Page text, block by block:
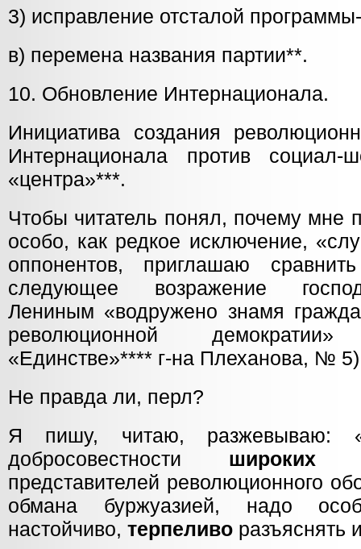
3) исправление отсталой
в) перемена названия партии**.
10. Обновление Интернационала.
Инициатива создания
Интернационала против социал-
«центра»***.
Чтобы читатель понял, почему мне
особо, как редкое исключение,
оппонентов, приглашаю
следующее возражение
Лениным «водружено знамя
революционной
«Единстве»**** г-на Плеханова, №
Не правда ли, перл?
Я пишу, читаю, разжевываю:
добросовестности широких
представителей революционного
обмана буржуазией, надо
настойчиво, терпеливо разъяснять